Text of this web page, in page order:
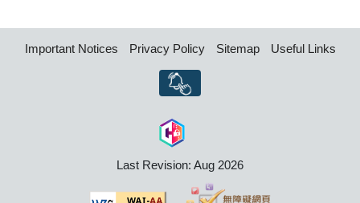
Important Notices Privacy Policy Sitemap Useful Links
Last Revision: Aug 2026